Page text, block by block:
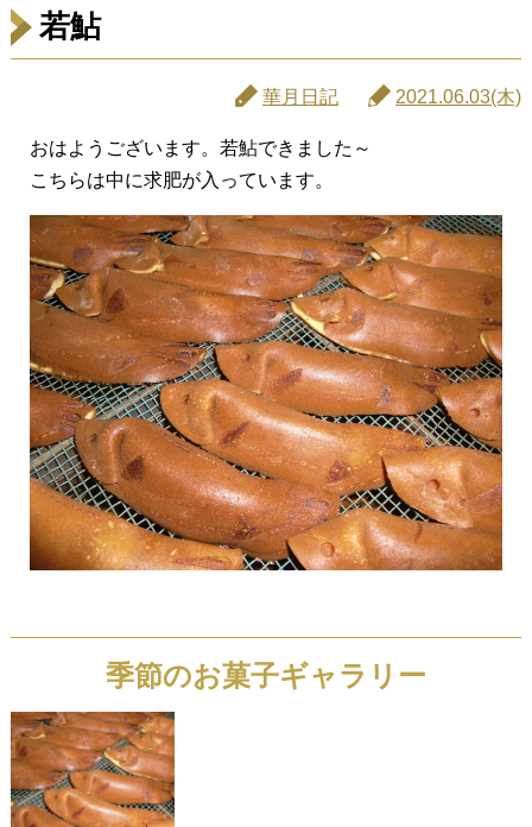
若鮎
華月日記 2021.06.03(木)
おはようございます。若鮎できました～
こちらは中に求肥が入っています。
季節のお菓子ギャラリー